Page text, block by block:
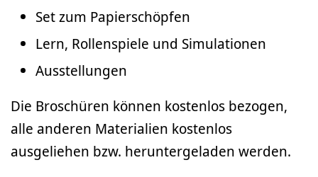
Set zum Papierschöpfen
Lern, Rollenspiele und Simulationen
Ausstellungen
Die Broschüren können kostenlos bezogen,
alle anderen Materialien kostenlos
ausgeliehen bzw. heruntergeladen werden.